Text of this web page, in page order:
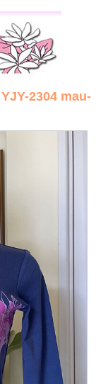
2304 mau-